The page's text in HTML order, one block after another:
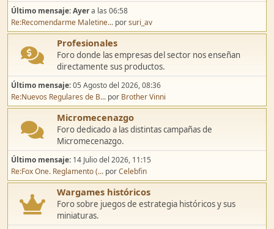
Último mensaje:Ayera las 06:58
Re:Recomendarme Maletine... porsuri_av
Profesionales
Foro donde las empresas del sector nos enseñan
directamente sus productos.
Último mensaje:05 Agosto del 2026, 08:36
Re:Nuevos Regulares de B... por Brother Vinni
Micromecenazgo
Foro dedicado a las distintas campañas de
Micromecenazgo.
Último mensaje: 14 Julio del 2026, 11:15
Re:Fox One. Reglamento (... porCelebfin
Wargames históricos
Foro sobre juegos de estrategia históricos y sus
miniaturas.